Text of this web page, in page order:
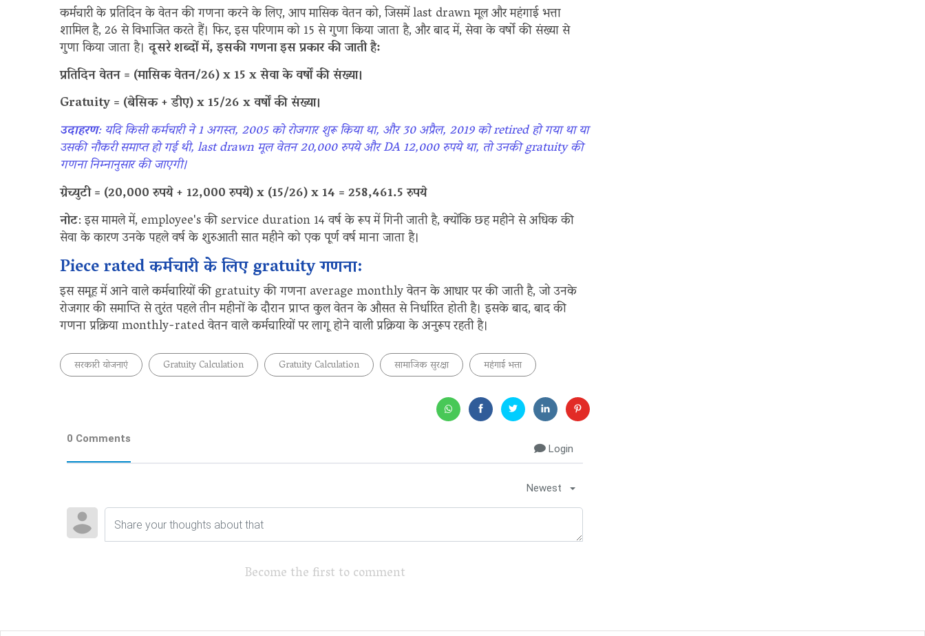
कर्मचारी के प्रतिदिन के वेतन की गणना करने के लिए, आप मासिक वेतन को, जिसमें last drawn मूल और महंगाई भत्ता
शामिल है, 26 से विभाजित करते हैं। फिर, इस परिणाम को 15 से गुणा किया जाता है, और बाद में, सेवा के वर्षों की संख्या से
गुणा किया जाता है। दूसरे शब्दों में, इसकी गणना इस प्रकार की जाती है:
प्रतिदिन वेतन = (मासिक वेतन/26) x 15 x सेवा के वर्षों की संख्या।
Gratuity = (बेसिक + डीए) x 15/26 x वर्षों की संख्या।
उदाहरण: यदि किसी कर्मचारी ने 1 अगस्त, 2005 को रोजगार शुरू किया था, और 30 अप्रैल, 2019 को retired हो गया था या
उसकी नौकरी समाप्त हो गई थी, last drawn मूल वेतन 20,000 रुपये और DA 12,000 रुपये था, तो उनकी gratuity की
गणना निम्नानुसार की जाएगी।
ग्रेच्युटी = (20,000 रुपये + 12,000 रुपये) x (15/26) x 14 = 258,461.5 रुपये
नोट: इस मामले में, employee's की service duration 14 वर्ष के रूप में गिनी जाती है, क्योंकि छह महीने से अधिक की
सेवा के कारण उनके पहले वर्ष के शुरुआती सात महीने को एक पूर्ण वर्ष माना जाता है।
Piece rated कर्मचारी के लिए gratuity गणना:
इस समूह में आने वाले कर्मचारियों की gratuity की गणना average monthly वेतन के आधार पर की जाती है, जो उनके
रोजगार की समाप्ति से तुरंत पहले तीन महीनों के दौरान प्राप्त कुल वेतन के औसत से निर्धारित होती है। इसके बाद, बाद की
गणना प्रक्रिया monthly-rated वेतन वाले कर्मचारियों पर लागू होने वाली प्रक्रिया के अनुरूप रहती है।
सरकारी योजनाएं Gratuity Calculation Gratuity Calculation सामाजिक सुरक्षा महंगाई भत्ता
0 Comments
Login
Newest
Become the first to comment